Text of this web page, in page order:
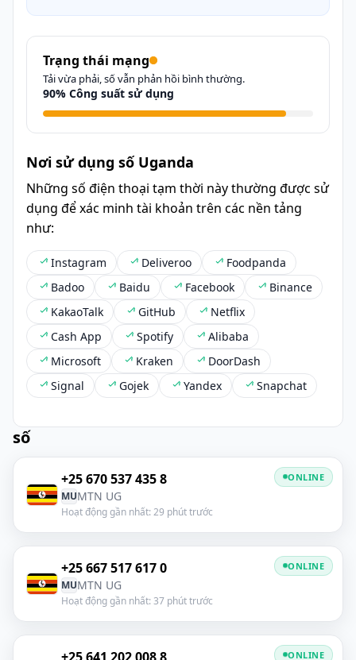
Trạng thái mạng
Tải vừa phải, số vẫn phản hồi bình thường.
90% Công suất sử dụng
Nơi sử dụng số Uganda
Những số điện thoại tạm thời này thường được sử
dụng để xác minh tài khoản trên các nền tảng
như:
Instagram Deliveroo
Foodpanda
Badoo
Baidu Facebook
Binance
KakaoTalk
GitHub
Netflix
Cash App
Spotify
Alibaba
Microsoft
Kraken
DoorDash
Signal
Gojek Yandex Snapchat
số
+25 670 537 435 8
MUMTN UG
Hoạt động gần nhất: 29 phút trước
ONLINE
+25 667 517 617 0
MUMTN UG
Hoạt động gần nhất: 37 phút trước
ONLINE
+25 641 202 008 8 ONLINE